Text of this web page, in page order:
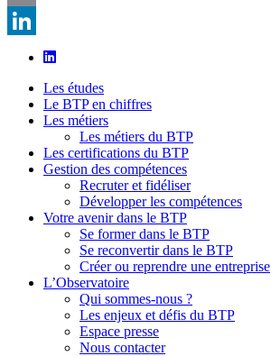
Email
LinkedIn
Les études
Le BTP en chiffres
Les métiers
Les métiers du BTP
Les certifications du BTP
Gestion des compétences
Recruter et fidéliser
Développer les compétences
Votre avenir dans le BTP
Se former dans le BTP
Se reconvertir dans le BTP
Créer ou reprendre une entreprise
L’Observatoire
Qui sommes-nous ?
Les enjeux et défis du BTP
Espace presse
Nous contacter